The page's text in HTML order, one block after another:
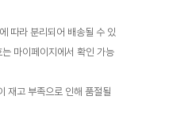
따라 분리되어 배송될 수 있
마이페이지에서 확인 가능
재고 부족으로 인해 품절될